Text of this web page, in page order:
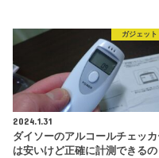
ガジェット
2024.1.31
ダイソーのアルコールチェッ
は安いけど正確に計測できるの